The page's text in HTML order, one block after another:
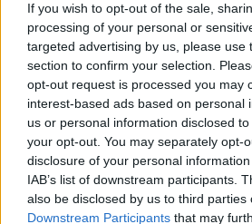
If you wish to opt-out of the sale,
processing of your personal or
targeted advertising by us, please use
section to confirm your selection.
opt-out request is processed you may
interest-based ads based on personal
us or personal information disclosed
your opt-out. You may separately opt-
disclosure of your personal
IAB’s list of downstream participants.
also be disclosed by us to third parties
Downstream Participants that may
Dzień Dobry wszystkim
(18lat) wykryto brak
zniekształconą pochwe czy
plastyka namiary godnego
miliony Dziękuję
Ginekologia - forum
pacjentki
gość